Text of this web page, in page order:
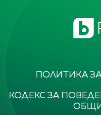
ПОЛИТИКА
КОДЕКС ЗА